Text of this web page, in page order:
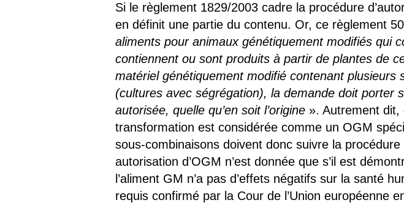
Si le règlement 1829/2003 cadre la procédure
en définit une partie du contenu. Or, ce règlement
aliments pour animaux génétiquement modifiés qui
contiennent ou sont produits à partir de plantes de
matériel génétiquement modifié contenant plusieurs
(cultures avec ségrégation), la demande doit porter
autorisée, quelle qu’en soit l’origine ». Autrement dit,
transformation est considérée comme un OGM
sous-combinaisons doivent donc suivre la
autorisation d’OGM n’est donnée que s’il est
l’aliment GM n’a pas d’effets négatifs sur la santé
requis confirmé par la Cour de l’Union européenne